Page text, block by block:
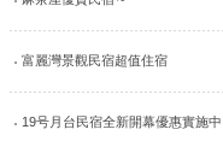
富麗灣景觀民宿超值住宿
19号月台民宿全新開幕優惠實施中